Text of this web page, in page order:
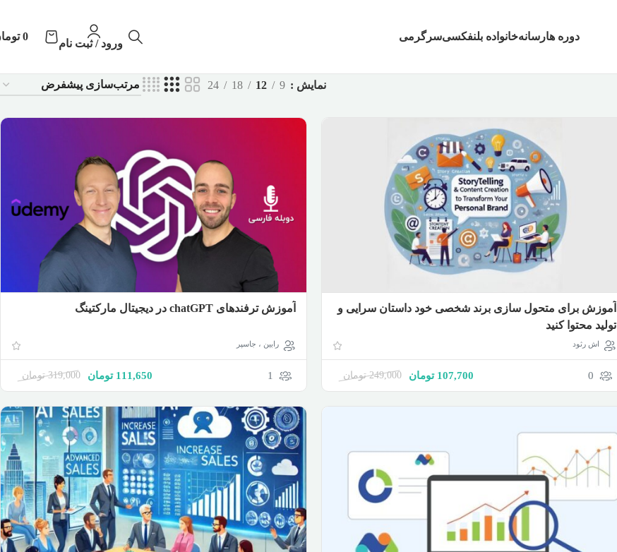
دوره هارسانهخانواده بلنفکسیسرگرمی
ورود / ثبت نام
0
نمایش 9
12
18
24
آموزش برای متحول سازی برند شخصی خود داستان سرایی و
تولید محتوا کنید
اش رثود
0
249,000 تومان 107,700 تومان
آموزش ترفندهای chatGPT در دیجیتال مارکتینگ
رابین ، جاسپر
1
319,000 تومان 111,650 تومان